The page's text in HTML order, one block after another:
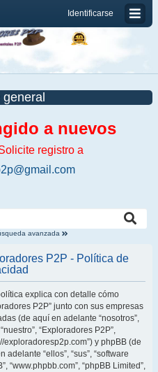
Identificarse
a nuevos
registro a
avanzada
P2P - Política de
explica con detalle cómo
P2P” junto con sus empresas
(de aquí en adelante “nosotros”,
“nuestro”, “Exploradores P2P”,
exploradoresp2p.com”) y phpBB (de
adelante “ellos”, “sus”, “software
“www.phpbb.com”, “phpBB Limited”,